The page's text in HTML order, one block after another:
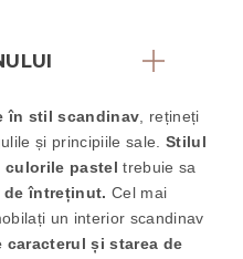
în stil scandinav , rețineți
și principiile sale. Stilul
culorile pastel trebuie sa
de întreținut. Cel mai
un interior scandinav
caracterul și starea de